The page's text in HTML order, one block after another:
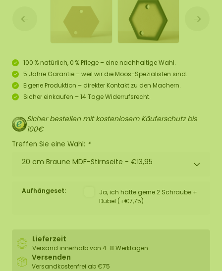
100 % natürlich, 0 % Pflege – eine nachhaltige Wahl.
5 Jahre Garantie – weil wir die Moos-Spezialisten sind.
Eigene Produktion – direkter Kontakt zu den Machern.
Sicher einkaufen – 14 Tage Widerrufsrecht.
Sicher bestellen mit kostenlosem Käuferschutz bis
100€
Treffen Sie eine Wahl: *
20 cm Braune MDF-Stirnseite - €13,95
Aufhängeset:
Ja, ich hätte gerne 2 Schraube +
Dübel (+€7,75)
Lieferzeit
Versand innerhalb von 4-8 Werktagen.
Versenden
Versandkostenfrei ab €75